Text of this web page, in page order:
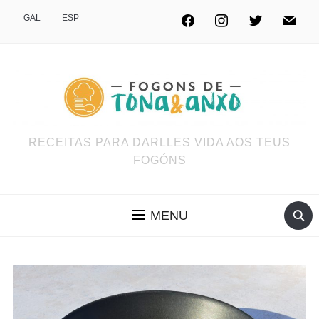
GAL ESP
RECEITAS PARA DARLLES VIDA AOS TEUS
FOGÓNS
MENU